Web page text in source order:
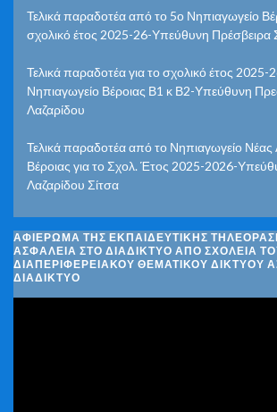
Τελικά παραδοτέα από το 5ο Νηπιαγωγείο
σχολικό έτος 2025-26-Υπεύθυνη Πρέσβειρα
Τελικά παραδοτέα για το σχολικό έτος
Νηπιαγωγείο Βέροιας Β1 κ Β2-Υπεύθυνη
Λαζαρίδου
Τελικά παραδοτέα από το Νηπιαγωγείο Νέας
Βέροιας για το Σχολ. Έτος 2025-2026-
Λαζαρίδου Σίτσα
ΑΦΙΈΡΩΜΑ ΤΗΣ ΕΚΠΑΙΔΕΥΤΙΚΉΣ
ΑΣΦΆΛΕΙΑ ΣΤΟ ΔΙΑΔΊΚΤΥΟ ΑΠΌ ΣΧΟΛΕΊΑ
ΔΙΑΠΕΡΙΦΕΡΕΙΑΚΟΎ ΘΕΜΑΤΙΚΟΎ ΔΙΚΤΎΟΥ
ΔΙΑΔΊΚΤΥΟ